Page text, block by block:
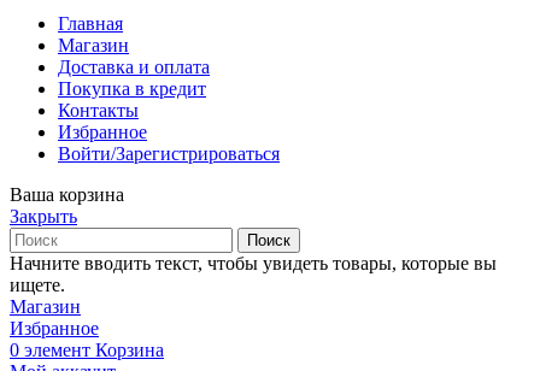
Главная
Магазин
Доставка и оплата
Покупка в кредит
Контакты
Избранное
Войти/Зарегистрироваться
Ваша корзина
Закрыть
Поиск
Начните вводить текст, чтобы увидеть товары, которые вы
ищете.
Магазин
Избранное
0 элемент Корзина